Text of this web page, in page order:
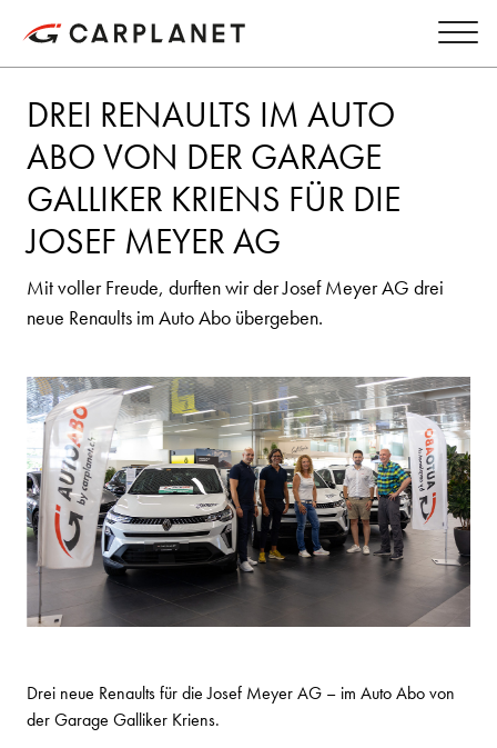
DREI RENAULTS IM AUTO
ABO VON DER GARAGE
GALLIKER KRIENS FÜR DIE
JOSEF MEYER AG
Mit voller Freude, durften wir der Josef Meyer AG drei
neue Renaults im Auto Abo übergeben.
Drei neue Renaults für die Josef Meyer AG – im Auto Abo von
der Garage Galliker Kriens.